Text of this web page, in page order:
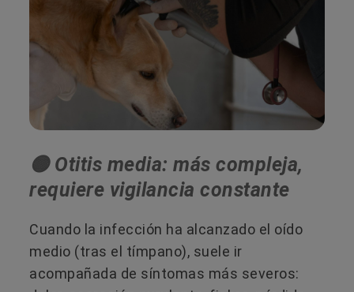
🟡 Otitis media: más compleja,
requiere vigilancia constante
Cuando la infección ha alcanzado el oído
medio (tras el tímpano), suele ir
acompañada de síntomas más severos: